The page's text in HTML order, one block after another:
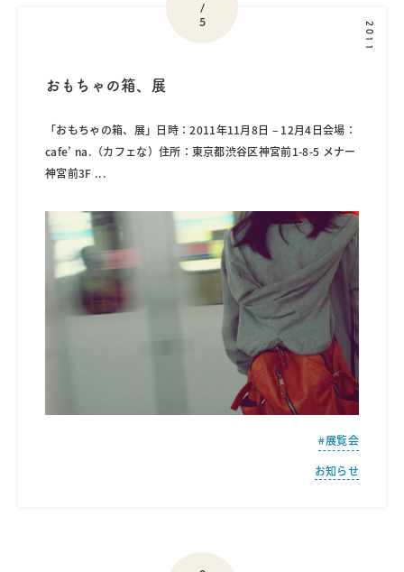
/
5
2011
おもちゃの箱、展
「おもちゃの箱、展」日時：2011年11月8日 – 12月4日会場：
cafe’ na.（カフェな）住所：東京都渋谷区神宮前1-8-5 メナー
神宮前3F ...
展覧会
お知らせ